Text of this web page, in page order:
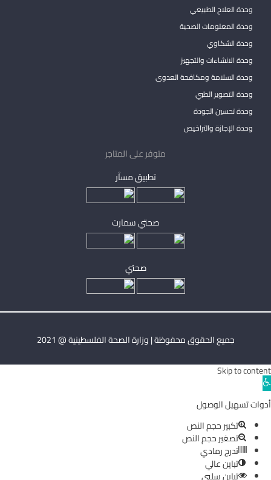
وحدة العلاج الطبيعي
وحدة المعلومات الصحية
وحدة الشكاوي
وحدة الانشاءات والتجهيز
وحدة السلامة ومكافحة العدوى
وحدة التصوير الطبي
وحدة تحسين الجودة
وحدة الإجازة والتراخيص
متوفر على المتاجر
تطبيق مساْر
صحتي سمارت
صحتي
جميع الحقوق محفوظة | وزارة الصحة الفلسطينية @ 2021
Skip to content
Open
toolbar
أدوات تسهيل الوصول
تكبير حجم النص
تصغير حجم النص
تدرج رمادي
تباين عالي
تباين سلبي